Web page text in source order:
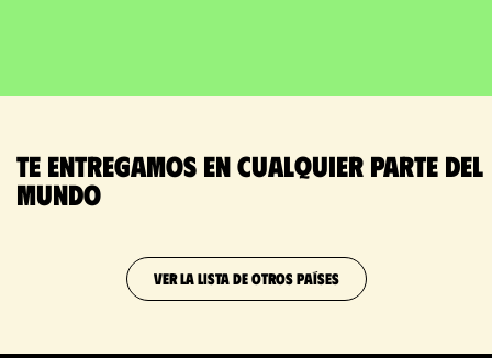
Te entregamos en cualquier parte del
mundo
VER LA LISTA DE OTROS PAÍSES